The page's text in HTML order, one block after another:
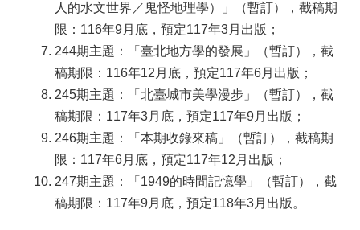
人的水文世界／鬼怪地理學）」（暫訂），截稿期
限：116年9月底，預定117年3月出版；
244期主題：「臺北地方學的發展」（暫訂），截
稿期限：116年12月底，預定117年6月出版；
245期主題：「北臺城市美學漫步」（暫訂），截
稿期限：117年3月底，預定117年9月出版；
246期主題：「本期收錄來稿」（暫訂），截稿期
限：117年6月底，預定117年12月出版；
247期主題：「1949的時間記憶學」（暫訂），截
稿期限：117年9月底，預定118年3月出版。